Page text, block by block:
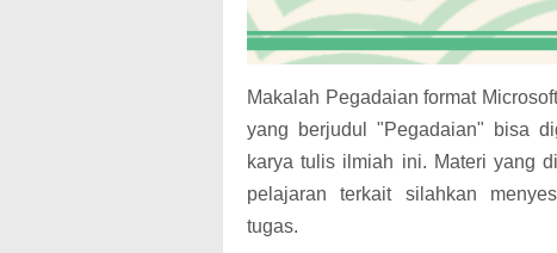
Makalah Pegadaian format
yang berjudul "Pegadaian" bisa
karya tulis ilmiah ini. Materi yang
pelajaran terkait silahkan
tugas.